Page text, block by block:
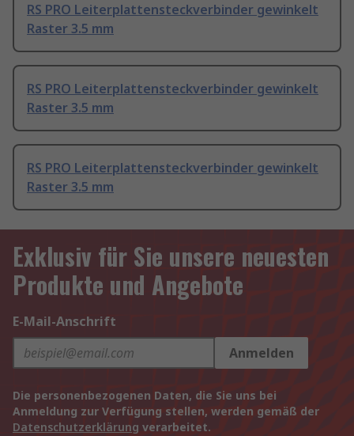
RS PRO Leiterplattensteckverbinder gewinkelt
Raster 3.5 mm
RS PRO Leiterplattensteckverbinder gewinkelt
Raster 3.5 mm
RS PRO Leiterplattensteckverbinder gewinkelt
Raster 3.5 mm
Exklusiv für Sie unsere neuesten
Produkte und Angebote
E-Mail-Anschrift
Anmelden
Die personenbezogenen Daten, die Sie uns bei
Anmeldung zur Verfügung stellen, werden gemäß der
Datenschutzerklärung verarbeitet.